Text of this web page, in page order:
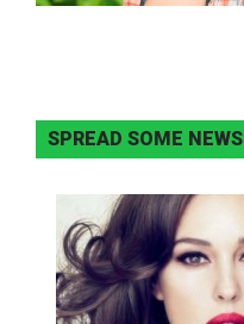
SPREAD SOME NEWS